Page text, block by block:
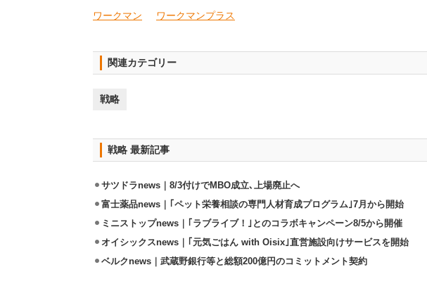
ワークマン ワークマンプラス
関連カテゴリー
戦略
戦略 最新記事
サツドラnews｜8/3付けでMBO成立､上場廃止へ
富士薬品news｜｢ペット栄養相談の専門人材育成プログラム｣7月から開始
ミニストップnews｜｢ラブライブ！｣とのコラボキャンペーン8/5から開催
オイシックスnews｜｢元気ごはん with Oisix｣直営施設向けサービスを開始
ベルクnews｜武蔵野銀行等と総額200億円のコミットメント契約